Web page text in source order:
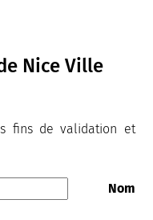
Nice Ville
fins de validation et
Nom